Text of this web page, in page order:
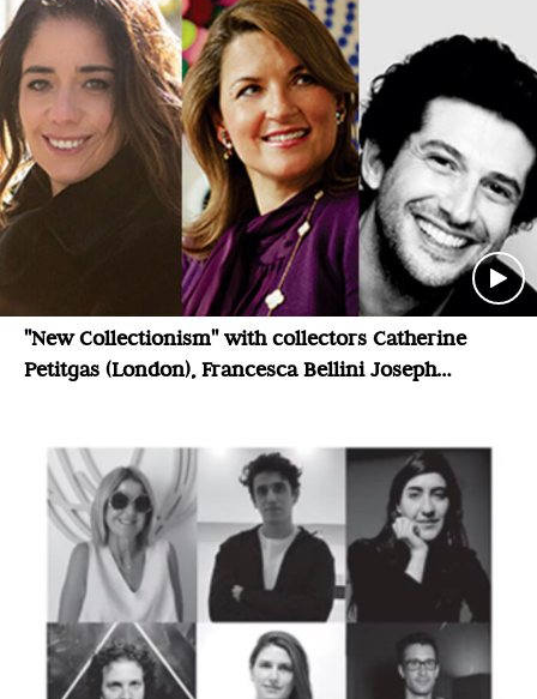
"New Collectionism" with collectors Catherine
Petitgas (London), Francesca Bellini Joseph